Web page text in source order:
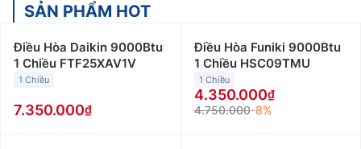
SẢN PHẨM HOT
Điều Hòa Daikin 9000Btu
1 Chiều FTF25XAV1V
1 Chiều
7.350.000
Điều Hòa Funiki 9000Btu
1 Chiều HSC09TMU
1 Chiều
4.350.000
4.750.000-8%